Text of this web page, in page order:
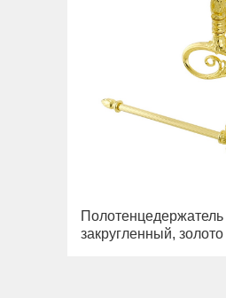
Полотенцедержатель
закругленный, золото